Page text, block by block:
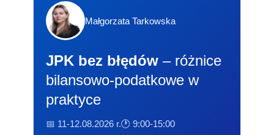
Małgorzata Tarkowska
JPK bez błędów – różnice
bilansowo-podatkowe w
praktyce
📅 11-12.08.2026 r.🕐 9:00-15:00